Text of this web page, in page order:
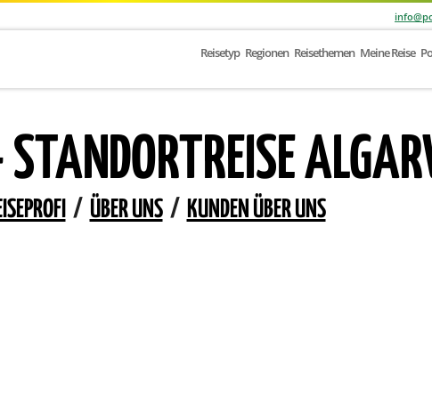
Reisetyp Regionen Reisethemen Meine Reise
/ ÜBER UNS/ KUNDEN ÜBER UNS